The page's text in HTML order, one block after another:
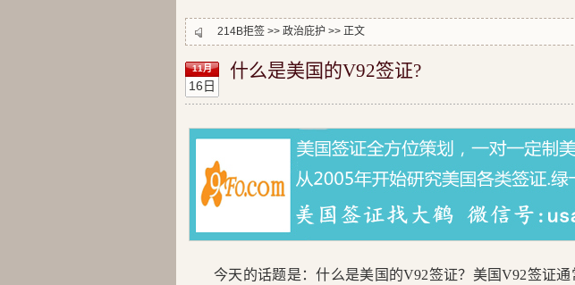
214B拒签 >> 政治庇护 >> 正文
11月
16日
什么是美国的V92签证?
今天的话题是：什么是美国的V92签证？美国V92签证